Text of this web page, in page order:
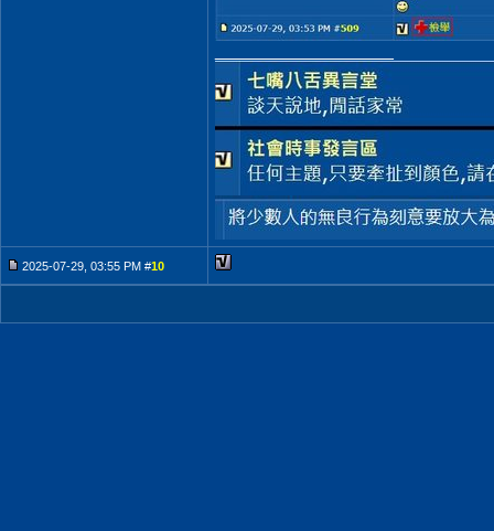
2025-07-29, 03:55 PM #10